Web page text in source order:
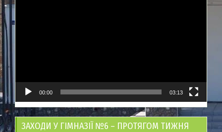
00:00 03:13
ЗАХОДИ У ГІМНАЗІЇ №6 – ПРОТЯГОМ ТИЖНЯ